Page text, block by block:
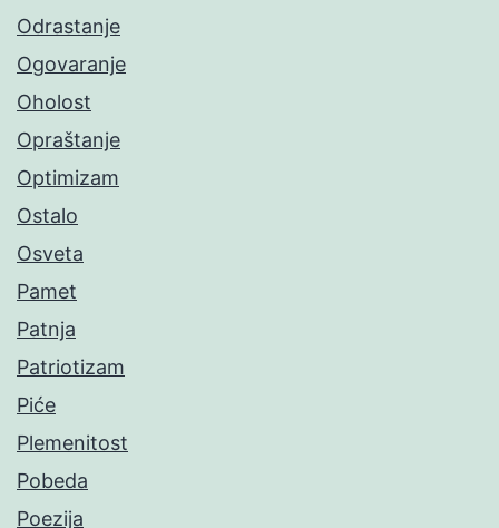
Odrastanje
Ogovaranje
Oholost
Opraštanje
Optimizam
Ostalo
Osveta
Pamet
Patnja
Patriotizam
Piće
Plemenitost
Pobeda
Poezija